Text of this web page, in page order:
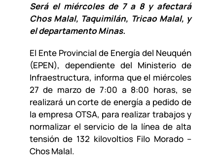
Será el miércoles de 7 a 8 y afectará
Chos Malal, Taquimilán, Tricao Malal, y
el departamento Minas.
El Ente Provincial de Energía del Neuquén
(EPEN), dependiente del Ministerio de
Infraestructura, informa que el miércoles
27 de marzo de 7:00 a 8:00 horas, se
realizará un corte de energía a pedido de
la empresa OTSA, para realizar trabajos y
normalizar el servicio de la línea de alta
tensión de 132 kilovoltios Filo Morado –
Chos Malal.